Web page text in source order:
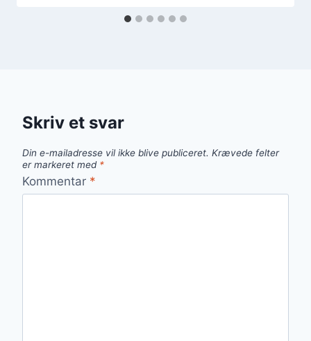
Skriv et svar
Din e-mailadresse vil ikke blive publiceret. Krævede felter
er markeret med *
Kommentar *